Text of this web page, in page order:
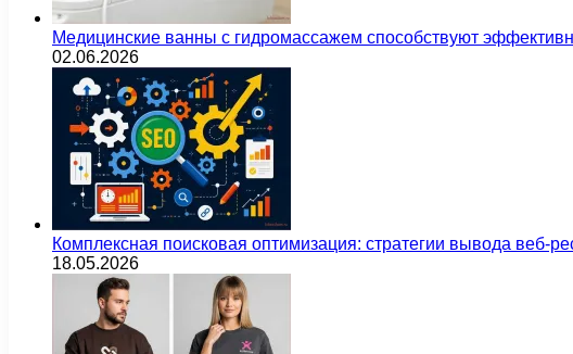
Медицинские ванны с гидромассажем способствуют
02.06.2026
Комплексная поисковая оптимизация: стратегии вывода веб-
18.05.2026